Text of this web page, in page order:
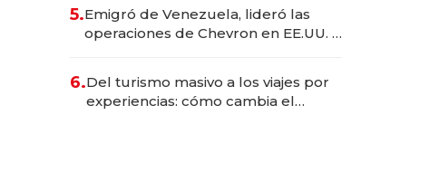
transformadoras
5.Emigró de Venezuela, lideró las
operaciones de Chevron en EE.UU. y
6.Del turismo masivo a los viajes por
experiencias: cómo cambia el